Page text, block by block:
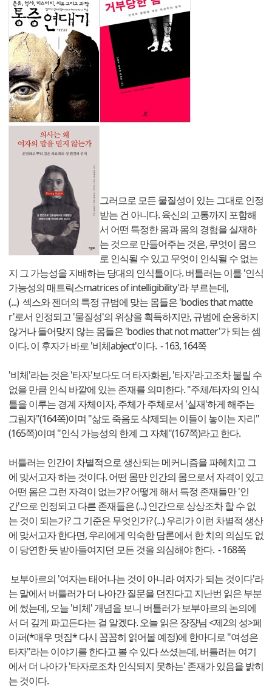
그러므로 모든 물질성이 있는 그대로 인정
받는 건 아니다. 육신의 고통까지 포함해
서 어떤 특정한 몸과 몸의 경험을 실재하
는 것으로 만들어주는 것은, 무엇이 몸으
로 인식될 수 있고 무엇이 인식될 수 없는
지 그 가능성을 지배하는 당대의 인식틀이다. 버틀러는 이를 '인식
가능성의 매트릭스matrices of intelligibility'라 부르는데,
(...) 섹스와 젠더의 특정 규범에 맞는 몸들은 'bodies that matte
r'로서 인정되고 '물질성'의 위상을 획득하지만, 규범에 순응하지
않거나 들어맞지 않는 몸들은 'bodies that not matter'가 되는 셈
이다. 이 후자가 바로 '비체abject'이다. - 163, 164쪽
'비체'라는 것은 '타자'보다도 더 타자화된, '타자'라고조차 불릴 수
없을 만큼 인식 바깥에 있는 존재를 의미한다. "주체/타자의 인식
틀을 이루는 경계 자체이자, 주체가 주체로서 '실재'하게 해주는
그림자"(164쪽)이며 "삶도 죽음도 삭제되는 이들이 놓이는 자리"
(165쪽)이며 "인식 가능성의 한계 그 자체"(167쪽)라고 한다.
버틀러는 인간이 차별적으로 생산되는 메커니즘을 파헤치고 그
에 맞서고자 하는 것이다. 어떤 몸만 인간의 몸으로서 자격이 있고
어떤 몸은 그런 자격이 없는가? 어떻게 해서 특정 존재들만 '인
간'으로 인정되고 다른 존재들은 (...) 인간으로 상상조차 할 수 없
는 것이 되는가? 그 기준은 무엇인가? (...) 우리가 이런 차별적 생산
에 맞서고자 한다면, 우리에게 익숙한 담론에서 한 치의 의심도 없
이 당연한 듯 받아들여지던 모든 것을 의심해야 한다. - 168쪽
보부아르의 '여자는 태어나는 것이 아니라 여자가 되는 것이다'라
는 말에서 버틀러가 더 나아간 질문을 던진다고 지난번 읽은 부분
에 썼는데, 오늘 '비체' 개념을 보니 버틀러가 보부아르의 논의에
서 더 깊게 파고든다는 걸 알겠다. 오늘 읽은 쟝쟝님 <제2의 성>페
이퍼(*매우 멋짐* 다시 꼼꼼히 읽어볼 예정)에 한마디로 "여성은
타자"라는 이야기를 한다고 볼 수 있다 쓰셨는데, 버틀러는 여기
에서 더 나아가 '타자로조차 인식되지 못하는' 존재가 있음을 밝히
는 것이다.